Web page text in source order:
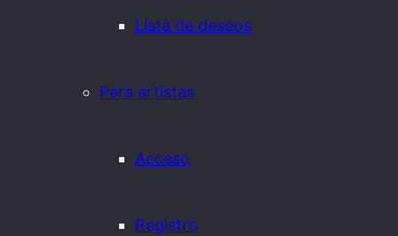
Lista de deseos
Para artistas
Acceso
Registro